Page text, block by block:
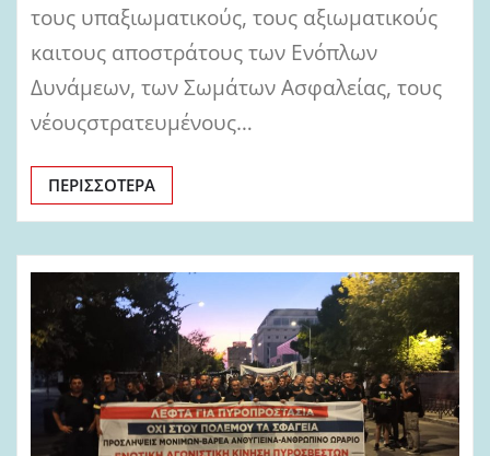
τους υπαξιωματικούς, τους αξιωματικούς
καιτους αποστράτους των Ενόπλων
Δυνάμεων, των Σωμάτων Ασφαλείας, τους
νέουςστρατευμένους…
ΠΕΡΙΣΣΌΤΕΡΑ